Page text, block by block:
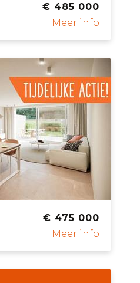
€ 485 000
Meer info
€ 475 000
Meer info